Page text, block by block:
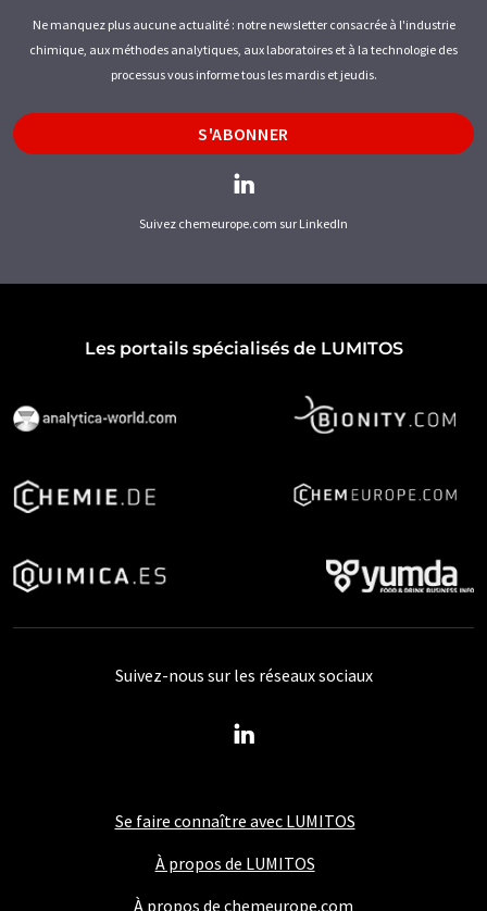
Ne manquez plus aucune actualité : notre newsletter consacrée à l'industrie
chimique, aux méthodes analytiques, aux laboratoires et à la technologie des
processus vous informe tous les mardis et jeudis.
S'ABONNER
Suivez chemeurope.com sur LinkedIn
Les portails spécialisés de LUMITOS
Se faire connaître avec LUMITOS
À propos de LUMITOS
À propos de chemeurope.com
Suivez-nous sur les réseaux sociaux